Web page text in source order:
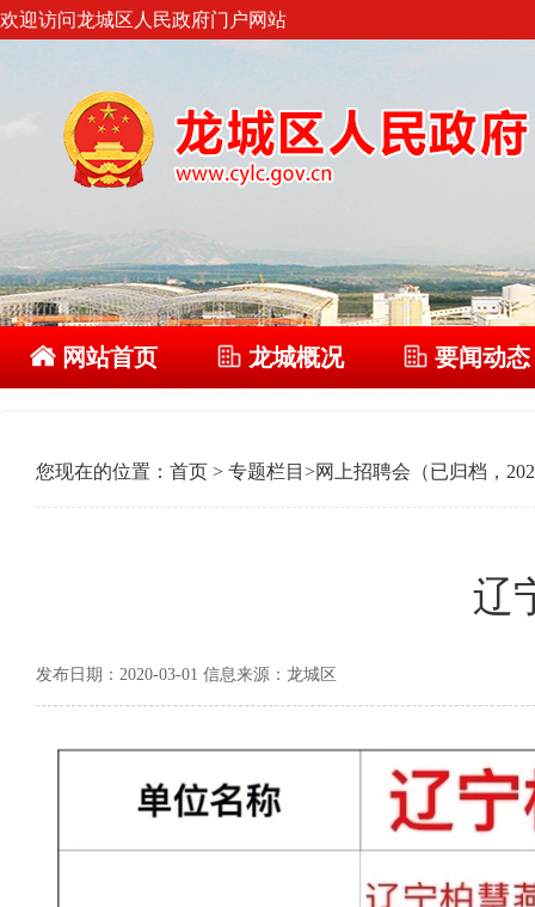
欢迎访问龙城区人民政府门户网站
网站首页 龙城概况 要闻动态
您现在的位置： 首页 > 专题栏目 >网上招聘会（已归档，
辽
发布日期：2020-03-01 信息来源：龙城区